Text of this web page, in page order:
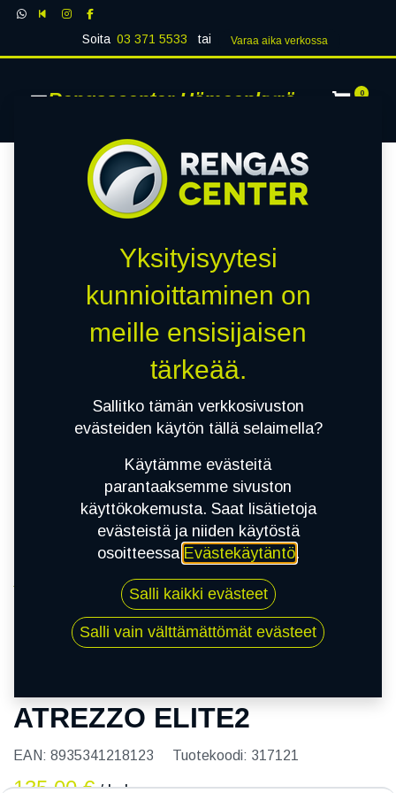
Soita 03 371 5533 tai Varaa aika verk​​​​ossa
Rengascenter Hämeenkyrö 0
205/60R16 92V SAILUN ATREZZO ELITE2
ATREZZO ELITE2
EAN: 8935341218123 Tuotekoodi: 317121
135,00€
Yksityisyytesi
kunnioittaminen on
meille ensisijaisen
tärkeää.
Sallitko tämän verkkosivuston
evästeiden käytön tällä selaimella?
Käytämme evästeitä
parantaaksemme sivuston
käyttökokemusta. Saat lisätietoja
evästeistä ja niiden käytöstä
osoitteessa Evästekäytäntö.
Salli kaikki evästeet
Salli vain välttämättömät evästeet